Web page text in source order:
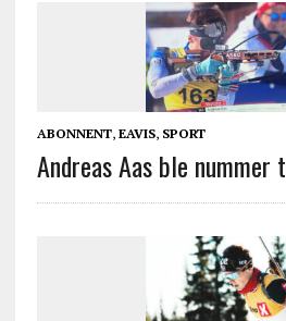
ABONNENT, EAVIS, SPORT
Andreas Aas ble nummer